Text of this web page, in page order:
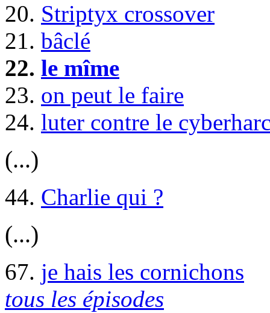
20. Striptyx crossover
21. bâclé
22. le mîme
23. on peut le faire
24. luter contre le
(...)
44. Charlie qui ?
(...)
67. je hais les cornichons
tous les épisodes